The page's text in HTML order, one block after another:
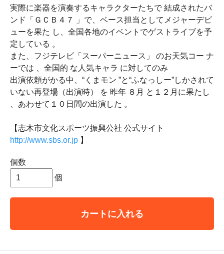
実際に楽器を演奏するキャラクターたちで 結成されたバ
ンド「ＧＣＢ４７ 」で、ベース担当としてメジャーデビ
ューを果た し、全国各地のイベントでゲストライブを予
定している 。
また、フジテレビ「スーパーニュース」 のお天気コー ナ
ーでは 、全国的 な人気キャラ に対してのみ
出演依頼がかる中、“くまモン ”と“ふなっしー”しかされて
いない再登場（出演時） を 昨年 ８月 と１２月に果たし
、あわせて１０日間の出演した 。
【志木市文化スポーツ振興公社 公式サイト
http://www.sbs.or.jp 】
個数
個
カートに入れる